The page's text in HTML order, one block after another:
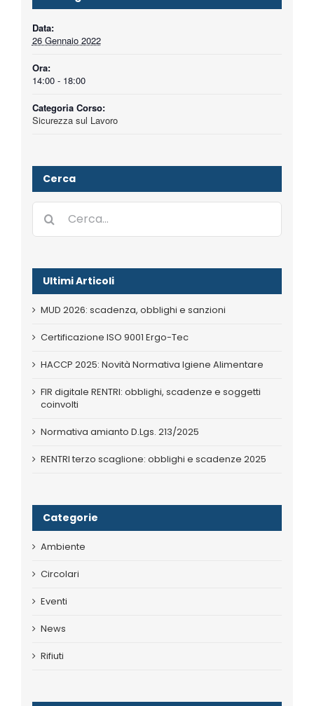
Data:
26 Gennaio 2022
Ora:
14:00 - 18:00
Categoria Corso:
Sicurezza sul Lavoro
Cerca
Cerca
per:
Ultimi Articoli
MUD 2026: scadenza, obblighi e sanzioni
Certificazione ISO 9001 Ergo-Tec
HACCP 2025: Novità Normativa Igiene Alimentare
FIR digitale RENTRI: obblighi, scadenze e soggetti
coinvolti
Normativa amianto D.Lgs. 213/2025
RENTRI terzo scaglione: obblighi e scadenze 2025
Categorie
Ambiente
Circolari
Eventi
News
Rifiuti